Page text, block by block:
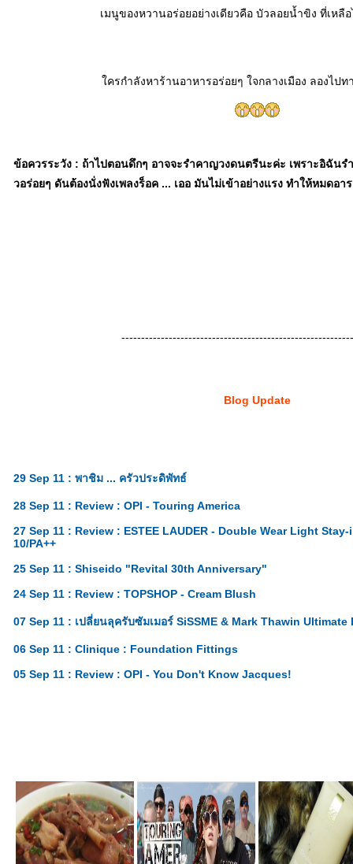
เมนูของหวานอร่อยอย่างเดียวคือ บัวลอยน้ำขิง ที่เหลื
ครกำลังหาร้านอาหารอร่อยๆ ใจกลางเมือง ลองไป
ข้อควรระวัง : ถ้าไปตอนดึกๆ อาจจะรำคาญวงดนตรีนะค่ะ เพราะอิฉัน
วอร่อยๆ ดันต้องนั่งฟังเพลงร็อค ... เออ มันไม่เข้าอย่างแรง ทำให้หมดอ
Blog Update
29 Sep 11 : พาชิม ... ครัวประดิพัทธ์
28 Sep 11 : Review : OPI - Touring America
27 Sep 11 : Review : ESTEE LAUDER - Double Wear Light
10/PA++
25 Sep 11 : Shiseido "Revital 30th Anniversary"
24 Sep 11 : Review : TOPSHOP - Cream Blush
07 Sep 11 : เปลี่ยนลุครับซัมเมอร์ SiSSME & Mark Thawin
06 Sep 11 : Clinique : Foundation Fittings
05 Sep 11 : Review : OPI - You Don't Know Jacques!